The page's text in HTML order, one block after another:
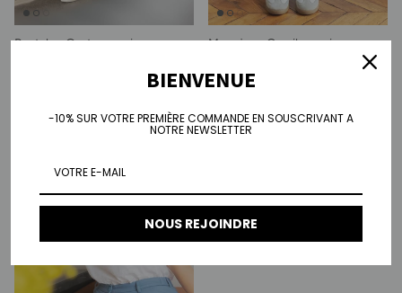
Pantalon Greta - marine
Mom jean Camila - noir
BIENVENUE
-10% SUR VOTRE PREMIÈRE COMMANDE EN SOUSCRIVANT A
NOTRE NEWSLETTER
NOUS REJOINDRE